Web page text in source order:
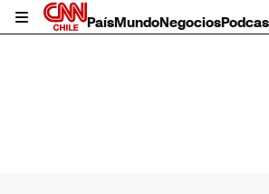
PaísMundoNegocios